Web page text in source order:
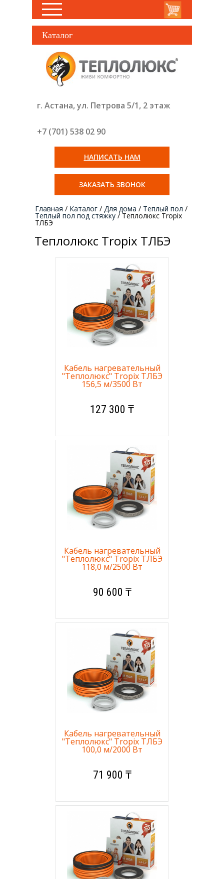
Каталог
г. Астана, ул. Петрова 5/1, 2 этаж
+7 (701) 538 02 90
НАПИСАТЬ НАМ
ЗАКАЗАТЬ ЗВОНОК
Главная / Каталог / Для дома / Теплый пол /
Теплый пол под стяжку / Теплолюкс Tropix
ТЛБЭ
Теплолюкс Tropix ТЛБЭ
Кабель нагревательный
"Теплолюкс" Tropix ТЛБЭ
156,5 м/3500 Вт
127 300 ₸
Кабель нагревательный
"Теплолюкс" Tropix ТЛБЭ
118,0 м/2500 Вт
90 600 ₸
Кабель нагревательный
"Теплолюкс" Tropix ТЛБЭ
100,0 м/2000 Вт
71 900 ₸